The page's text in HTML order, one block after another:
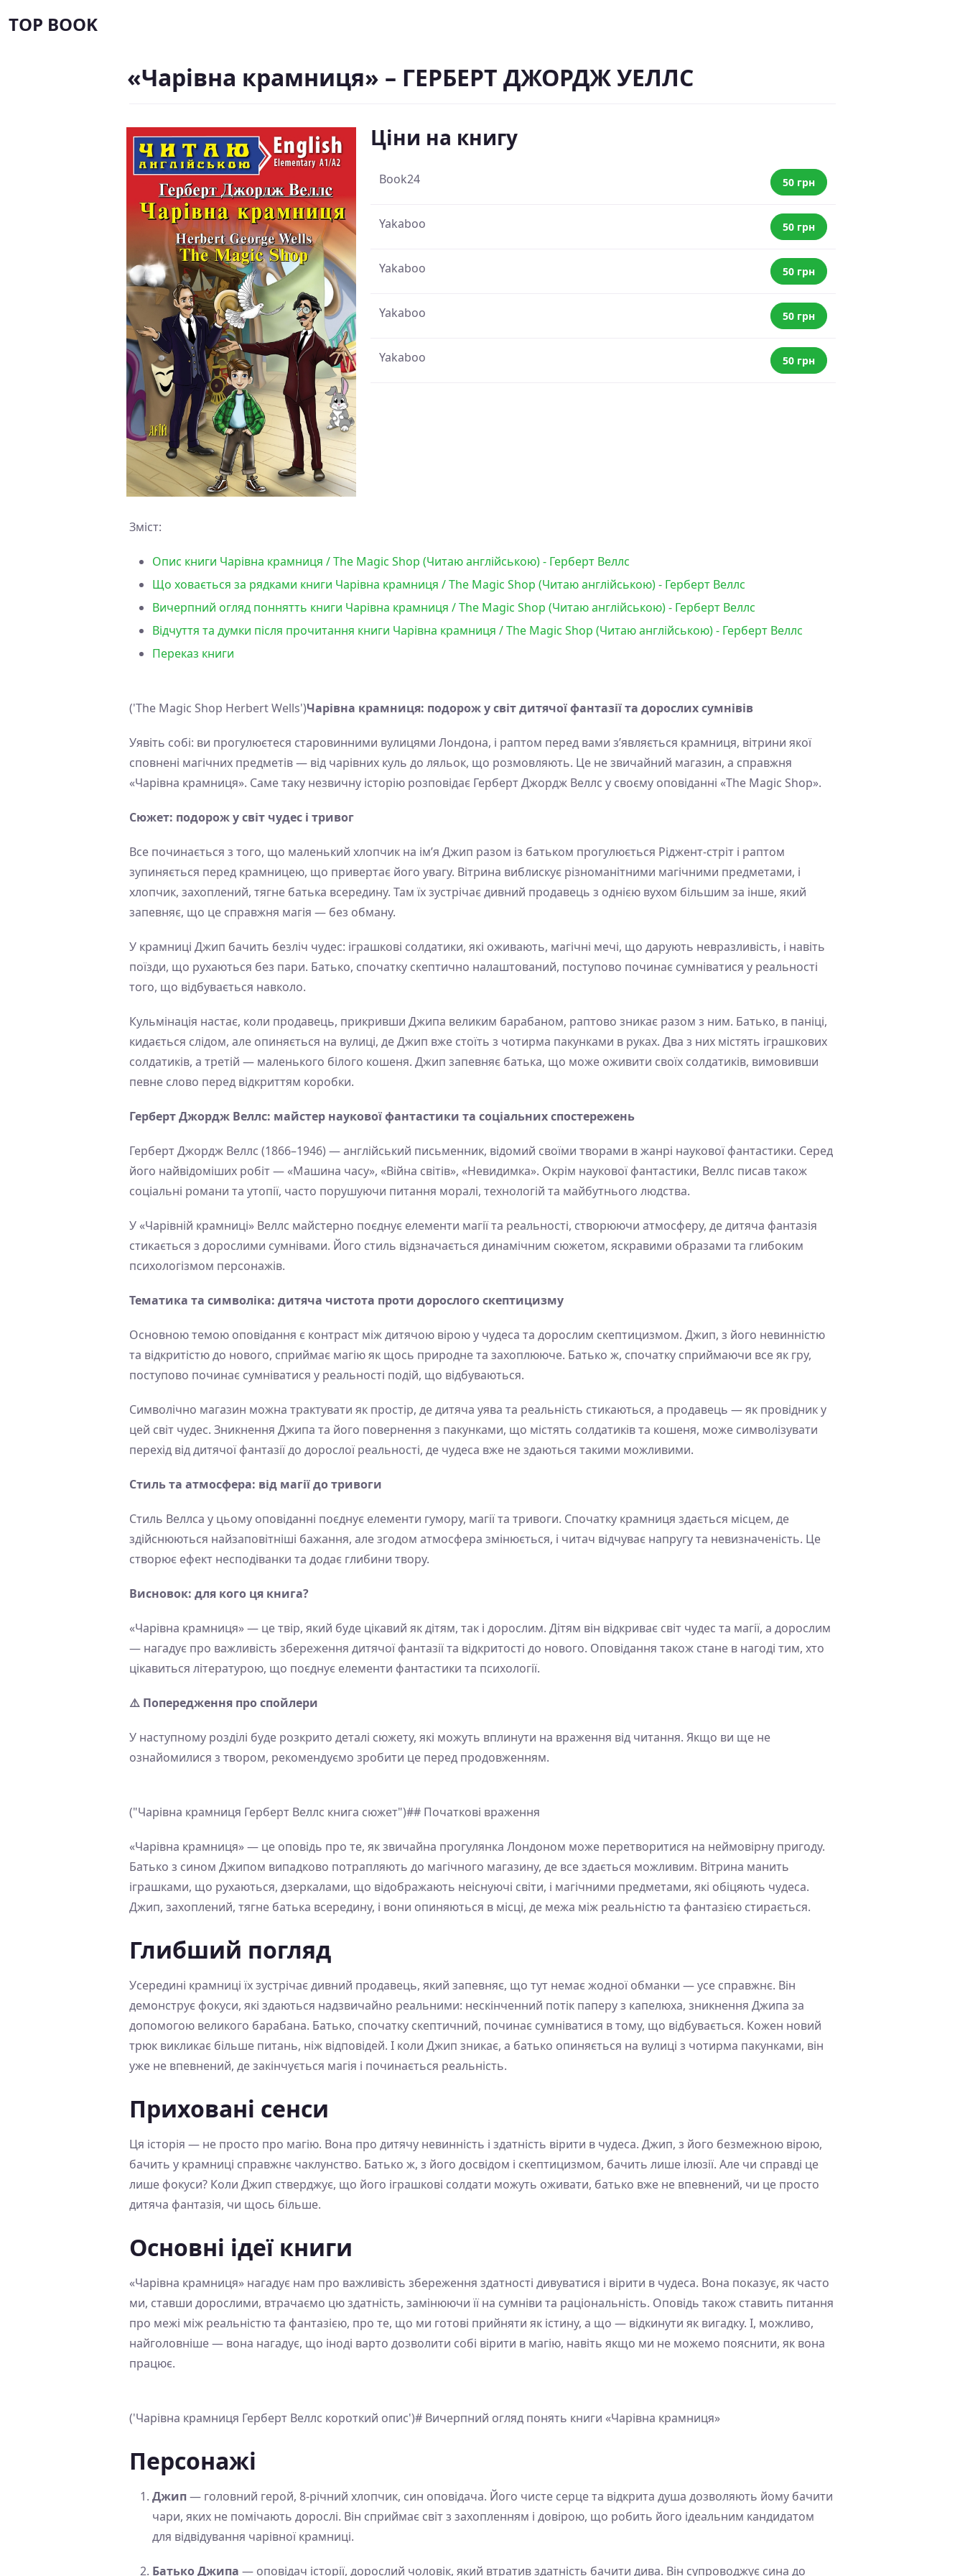
TOP BOOK
«Чарівна крамниця» – ГЕРБЕРТ ДЖОРДЖ УЕЛЛС
Ціни на книгу
Book24 50 грн
Yakaboo 50 грн
Yakaboo 50 грн
Yakaboo 50 грн
Yakaboo 50 грн
Зміст:
Опис книги Чарівна крамниця / The Magic Shop (Читаю англійською) - Герберт Веллс
Що ховається за рядками книги Чарівна крамниця / The Magic Shop (Читаю англійською) - Герберт Веллс
Вичерпний огляд поннятть книги Чарівна крамниця / The Magic Shop (Читаю англійською) - Герберт Веллс
Відчуття та думки після прочитання книги Чарівна крамниця / The Magic Shop (Читаю англійською) - Герберт Веллс
Переказ книги
('The Magic Shop Herbert Wells')Чарівна крамниця: подорож у світ дитячої фантазії та дорослих сумнівів
Уявіть собі: ви прогулюєтеся старовинними вулицями Лондона, і раптом перед вами з’являється крамниця, вітрини якої
сповнені магічних предметів — від чарівних куль до ляльок, що розмовляють. Це не звичайний магазин, а справжня
«Чарівна крамниця». Саме таку незвичну історію розповідає Герберт Джордж Веллс у своєму оповіданні «The Magic Shop».
Сюжет: подорож у світ чудес і тривог
Все починається з того, що маленький хлопчик на ім’я Джип разом із батьком прогулюється Ріджент-стріт і раптом
зупиняється перед крамницею, що привертає його увагу. Вітрина виблискує різноманітними магічними предметами, і
хлопчик, захоплений, тягне батька всередину. Там їх зустрічає дивний продавець з однією вухом більшим за інше, який
запевняє, що це справжня магія — без обману.
У крамниці Джип бачить безліч чудес: іграшкові солдатики, які оживають, магічні мечі, що дарують невразливість, і навіть
поїзди, що рухаються без пари. Батько, спочатку скептично налаштований, поступово починає сумніватися у реальності
того, що відбувається навколо.
Кульмінація настає, коли продавець, прикривши Джипа великим барабаном, раптово зникає разом з ним. Батько, в паніці,
кидається слідом, але опиняється на вулиці, де Джип вже стоїть з чотирма пакунками в руках. Два з них містять іграшкових
солдатиків, а третій — маленького білого кошеня. Джип запевняє батька, що може оживити своїх солдатиків, вимовивши
певне слово перед відкриттям коробки.
Герберт Джордж Веллс: майстер наукової фантастики та соціальних спостережень
Герберт Джордж Веллс (1866–1946) — англійський письменник, відомий своїми творами в жанрі наукової фантастики. Серед
його найвідоміших робіт — «Машина часу», «Війна світів», «Невидимка». Окрім наукової фантастики, Веллс писав також
соціальні романи та утопії, часто порушуючи питання моралі, технологій та майбутнього людства.
У «Чарівній крамниці» Веллс майстерно поєднує елементи магії та реальності, створюючи атмосферу, де дитяча фантазія
стикається з дорослими сумнівами. Його стиль відзначається динамічним сюжетом, яскравими образами та глибоким
психологізмом персонажів.
Тематика та символіка: дитяча чистота проти дорослого скептицизму
Основною темою оповідання є контраст між дитячою вірою у чудеса та дорослим скептицизмом. Джип, з його невинністю
та відкритістю до нового, сприймає магію як щось природне та захоплююче. Батько ж, спочатку сприймаючи все як гру,
поступово починає сумніватися у реальності подій, що відбуваються.
Символічно магазин можна трактувати як простір, де дитяча уява та реальність стикаються, а продавець — як провідник у
цей світ чудес. Зникнення Джипа та його повернення з пакунками, що містять солдатиків та кошеня, може символізувати
перехід від дитячої фантазії до дорослої реальності, де чудеса вже не здаються такими можливими.
Стиль та атмосфера: від магії до тривоги
Стиль Веллса у цьому оповіданні поєднує елементи гумору, магії та тривоги. Спочатку крамниця здається місцем, де
здійснюються найзаповітніші бажання, але згодом атмосфера змінюється, і читач відчуває напругу та невизначеність. Це
створює ефект несподіванки та додає глибини твору.
Висновок: для кого ця книга?
«Чарівна крамниця» — це твір, який буде цікавий як дітям, так і дорослим. Дітям він відкриває світ чудес та магії, а дорослим
— нагадує про важливість збереження дитячої фантазії та відкритості до нового. Оповідання також стане в нагоді тим, хто
цікавиться літературою, що поєднує елементи фантастики та психології.
⚠️ Попередження про спойлери
У наступному розділі буде розкрито деталі сюжету, які можуть вплинути на враження від читання. Якщо ви ще не
ознайомилися з твором, рекомендуємо зробити це перед продовженням.
("Чарівна крамниця Герберт Веллс книга сюжет")## Початкові враження
«Чарівна крамниця» — це оповідь про те, як звичайна прогулянка Лондоном може перетворитися на неймовірну пригоду.
Батько з сином Джипом випадково потрапляють до магічного магазину, де все здається можливим. Вітрина манить
іграшками, що рухаються, дзеркалами, що відображають неіснуючі світи, і магічними предметами, які обіцяють чудеса.
Джип, захоплений, тягне батька всередину, і вони опиняються в місці, де межа між реальністю та фантазією стирається.
Глибший погляд
Усередині крамниці їх зустрічає дивний продавець, який запевняє, що тут немає жодної обманки — усе справжнє. Він
демонструє фокуси, які здаються надзвичайно реальними: нескінченний потік паперу з капелюха, зникнення Джипа за
допомогою великого барабана. Батько, спочатку скептичний, починає сумніватися в тому, що відбувається. Кожен новий
трюк викликає більше питань, ніж відповідей. І коли Джип зникає, а батько опиняється на вулиці з чотирма пакунками, він
уже не впевнений, де закінчується магія і починається реальність.
Приховані сенси
Ця історія — не просто про магію. Вона про дитячу невинність і здатність вірити в чудеса. Джип, з його безмежною вірою,
бачить у крамниці справжнє чаклунство. Батько ж, з його досвідом і скептицизмом, бачить лише ілюзії. Але чи справді це
лише фокуси? Коли Джип стверджує, що його іграшкові солдати можуть оживати, батько вже не впевнений, чи це просто
дитяча фантазія, чи щось більше.
Основні ідеї книги
«Чарівна крамниця» нагадує нам про важливість збереження здатності дивуватися і вірити в чудеса. Вона показує, як часто
ми, ставши дорослими, втрачаємо цю здатність, замінюючи її на сумніви та раціональність. Оповідь також ставить питання
про межі між реальністю та фантазією, про те, що ми готові прийняти як істину, а що — відкинути як вигадку. І, можливо,
найголовніше — вона нагадує, що іноді варто дозволити собі вірити в магію, навіть якщо ми не можемо пояснити, як вона
працює.
('Чарівна крамниця Герберт Веллс короткий опис')# Вичерпний огляд понять книги «Чарівна крамниця»
Персонажі
Джип— головний герой, 8-річний хлопчик, син оповідача. Його чисте серце та відкрита душа дозволяють йому бачити
чари, яких не помічають дорослі. Він сприймає світ з захопленням і довірою, що робить його ідеальним кандидатом
для відвідування чарівної крамниці.
Батько Джипа — оповідач історії, дорослий чоловік, який втратив здатність бачити дива. Він супроводжує сина до